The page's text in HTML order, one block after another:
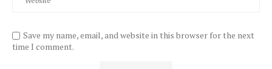
Save my name, email, and website in this browser for the next
time I comment.